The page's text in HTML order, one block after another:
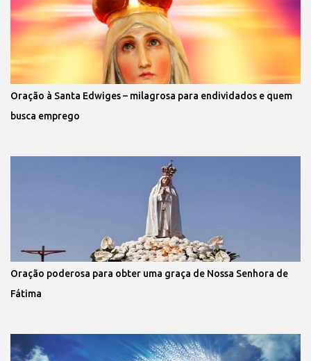
Oração à Santa Edwiges – milagrosa para endividados e quem
busca emprego
Oração poderosa para obter uma graça de Nossa Senhora de
Fátima